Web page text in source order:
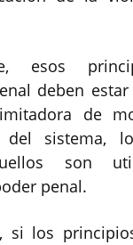
esos
deben
de
del sistema,
son
penal.
si los